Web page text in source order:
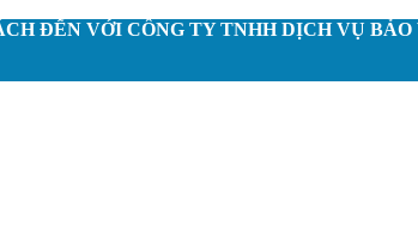
ĐẾN VỚI CÔNG TY TNHH DỊCH VỤ